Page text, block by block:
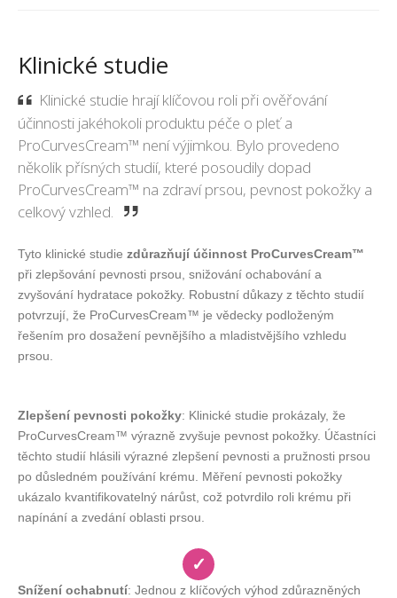
Klinické studie
Klinické studie hrají klíčovou roli při ověřování
účinnosti jakéhokoli produktu péče o pleť a
ProCurvesCream™ není výjimkou. Bylo provedeno
několik přísných studií, které posoudily dopad
ProCurvesCream™ na zdraví prsou, pevnost pokožky a
celkový vzhled.
Tyto klinické studie zdůrazňují účinnost ProCurvesCream™
při zlepšování pevnosti prsou, snižování ochabování a
zvyšování hydratace pokožky. Robustní důkazy z těchto studií
potvrzují, že ProCurvesCream™ je vědecky podloženým
řešením pro dosažení pevnějšího a mladistvějšího vzhledu
prsou.
Zlepšení pevnosti pokožky: Klinické studie prokázaly, že
ProCurvesCream™ výrazně zvyšuje pevnost pokožky. Účastníci
těchto studií hlásili výrazné zlepšení pevnosti a pružnosti prsou
po důsledném používání krému. Měření pevnosti pokožky
ukázalo kvantifikovatelný nárůst, což potvrdilo roli krému při
napínání a zvedání oblasti prsou.
✓
Snížení ochabnutí: Jednou z klíčových výhod zdůrazněných